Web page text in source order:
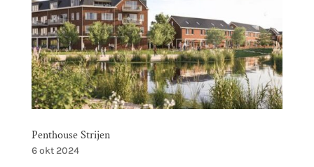
Penthouse Strijen
6 okt 2024